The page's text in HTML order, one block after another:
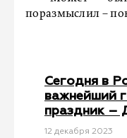
поразмыслил –
Сегодня в
важнейший
праздник –
12 декабря 2023